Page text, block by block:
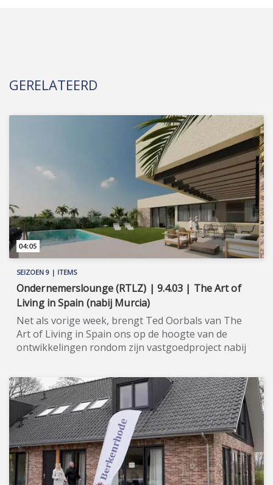
GERELATEERD
SEIZOEN 9 | ITEMS
Ondernemerslounge (RTLZ) | 9.4.03 | The Art of
Living in Spain (nabij Murcia)
Net als vorige week, brengt Ted Oorbals van The
Art of Living in Spain ons op de hoogte van de
ontwikkelingen rondom zijn vastgoedproject nabij
in Spain voert reeds sinds 1999 vastgoed-
gerelateerde diensten uit in Spanje. Het bedrijf heeft
een Nederlands managementteam en werkt, in het
kader van een bijzonder vastgoedproject in Murcia,
samen met Hannibal Europe. Reeds in 2021 liet Ted
Oorbals van The Art of Living ons in
Ondernemerslounge de regio Murcia zien. In 2023
zijn we opnieuw in Spanje en toont Oorbals ons hoe
ver het project gevorderd is. Hij zoomt onder meer
04:05